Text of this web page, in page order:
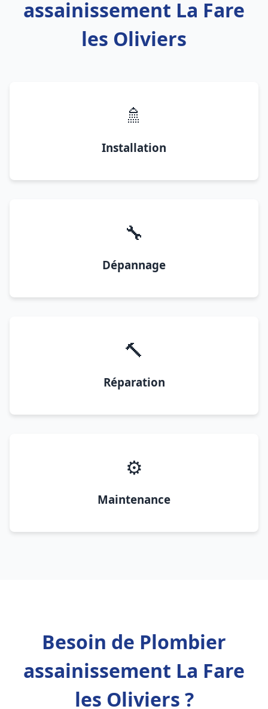
assainissement La Fare
les Oliviers
🚿
Installation
🔧
Dépannage
🔨
Réparation
⚙️
Maintenance
Besoin de Plombier
assainissement La Fare
les Oliviers ?